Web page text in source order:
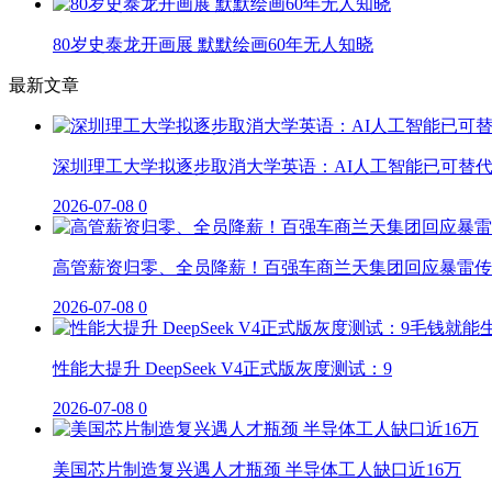
80岁史泰龙开画展 默默绘画60年无人知晓
最新文章
深圳理工大学拟逐步取消大学英语：AI人工智能已可替代
2026-07-08 0
高管薪资归零、全员降薪！百强车商兰天集团回应暴雷
2026-07-08 0
性能大提升 DeepSeek V4正式版灰度测试：9
2026-07-08 0
美国芯片制造复兴遇人才瓶颈 半导体工人缺口近16万